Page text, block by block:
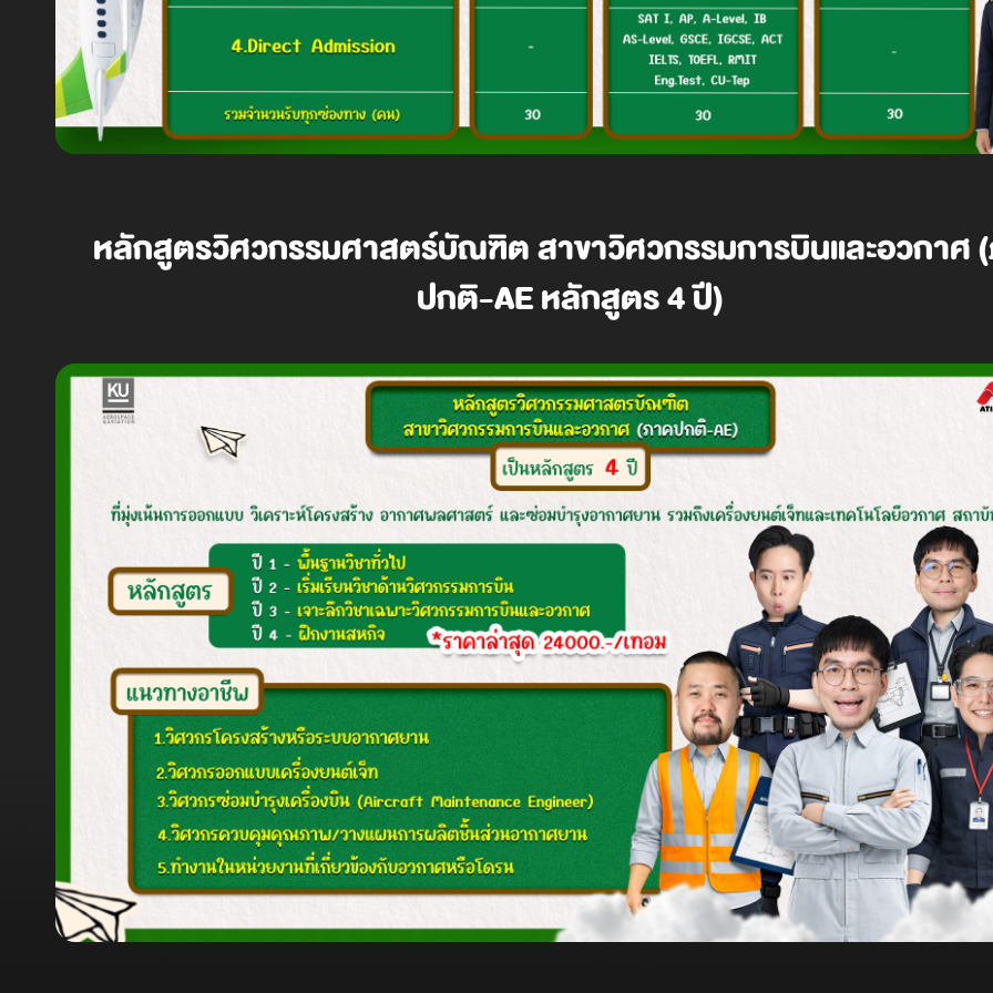
หลักสูตรวิศวกรรมศาสตร์บัณฑิต สาขาวิศวกรรมการบินและอวกาศ
ปกติ-AE หลักสูตร 4 ปี)